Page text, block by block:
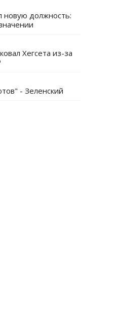
должность:
Хегсета из-за
- Зеленский